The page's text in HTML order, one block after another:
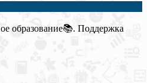
образование📚. Поддержка